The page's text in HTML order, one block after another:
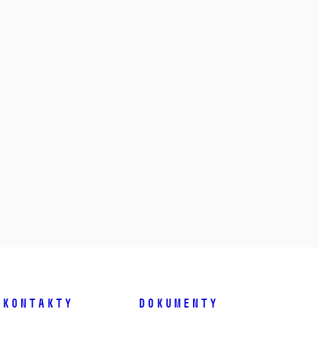
Kontakty Dokumenty